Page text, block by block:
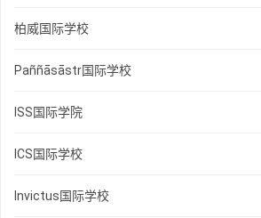
柏威国际学校
Paññāsāstr国际学校
ISS国际学院
ICS国际学校
Invictus国际学校